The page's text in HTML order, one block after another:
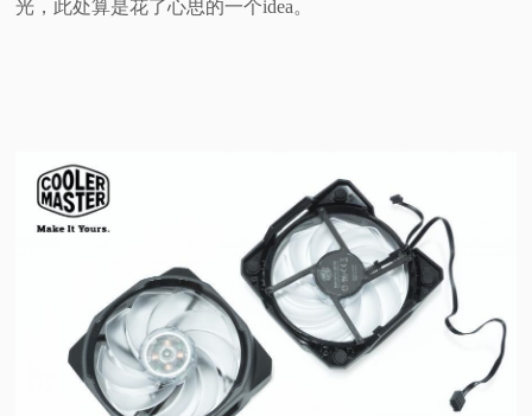
光，此处算是花了心思的一个idea。